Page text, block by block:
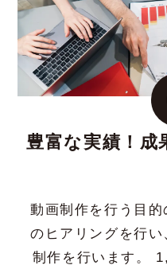
豊富な実績！成
動画制作を行う目
のヒアリングを行
制作を行います。